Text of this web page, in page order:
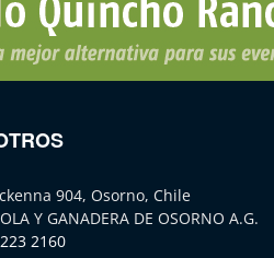
904, Osorno, Chile
Y GANADERA DE OSORNO A.G.
2160